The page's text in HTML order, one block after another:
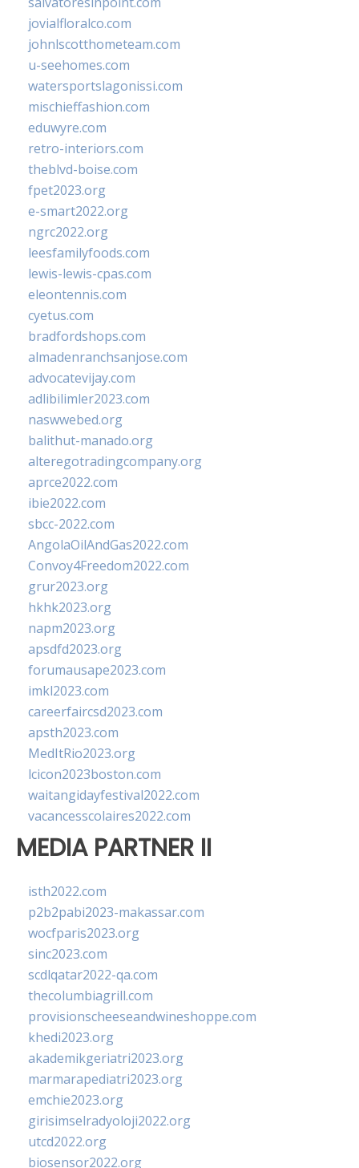
jovialfloralco.com
johnlscotthometeam.com
u-seehomes.com
watersportslagonissi.com
mischieffashion.com
eduwyre.com
retro-interiors.com
theblvd-boise.com
fpet2023.org
e-smart2022.org
ngrc2022.org
leesfamilyfoods.com
lewis-lewis-cpas.com
eleontennis.com
cyetus.com
bradfordshops.com
almadenranchsanjose.com
advocatevijay.com
adlibilimler2023.com
naswwebed.org
balithut-manado.org
alteregotradingcompany.org
aprce2022.com
ibie2022.com
sbcc-2022.com
AngolaOilAndGas2022.com
Convoy4Freedom2022.com
grur2023.org
hkhk2023.org
napm2023.org
apsdfd2023.org
forumausape2023.com
imkl2023.com
careerfaircsd2023.com
apsth2023.com
MedItRio2023.org
lcicon2023boston.com
waitangidayfestival2022.com
vacancesscolaires2022.com
MEDIA PARTNER II
isth2022.com
p2b2pabi2023-makassar.com
wocfparis2023.org
sinc2023.com
scdlqatar2022-qa.com
thecolumbiagrill.com
provisionscheeseandwineshoppe.com
khedi2023.org
akademikgeriatri2023.org
marmarapediatri2023.org
emchie2023.org
girisimselradyoloji2022.org
utcd2022.org
biosensor2022.org